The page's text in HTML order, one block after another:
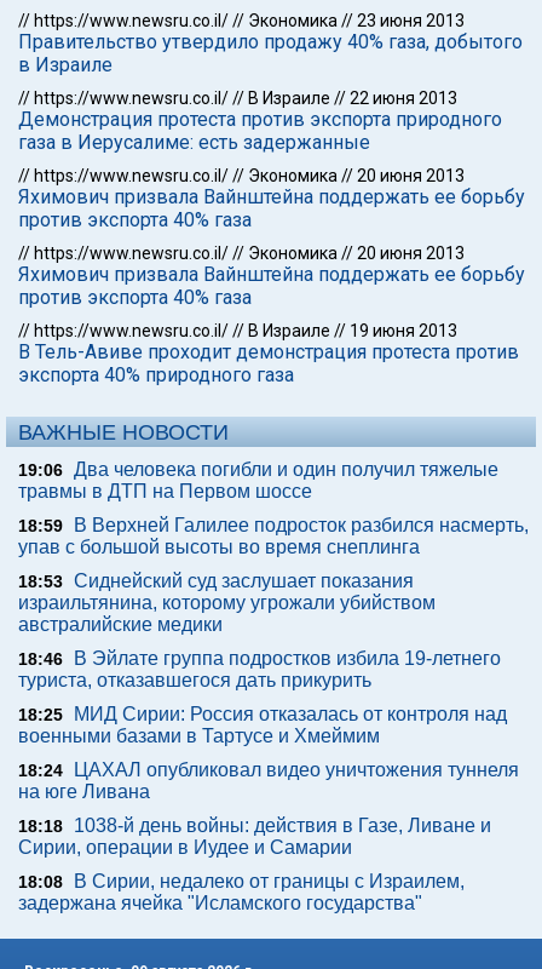
// https://www.newsru.co.il/// Экономика //23 июня 2013
Правительство утвердило продажу 40% газа, добытого
в Израиле
// https://www.newsru.co.il/// В Израиле //22 июня 2013
Демонстрация протеста против экспорта природного
газа в Иерусалиме: есть задержанные
// https://www.newsru.co.il/// Экономика //20 июня 2013
Яхимович призвала Вайнштейна поддержать ее борьбу
против экспорта 40% газа
// https://www.newsru.co.il/// Экономика //20 июня 2013
Яхимович призвала Вайнштейна поддержать ее борьбу
против экспорта 40% газа
// https://www.newsru.co.il/// В Израиле // 19 июня 2013
В Тель-Авиве проходит демонстрация протеста против
экспорта 40% природного газа
ВАЖНЫЕ НОВОСТИ
19:06 Два человека погибли и один получил тяжелые
травмы в ДТП на Первом шоссе
18:59
В Верхней Галилее подросток разбился насмерть,
упав с большой высоты во время снеплинга
18:53 Сиднейский суд заслушает показания
израильтянина, которому угрожали убийством
австралийские медики
18:46
В Эйлате группа подростков избила 19-летнего
туриста, отказавшегося дать прикурить
18:25
МИД Сирии: Россия отказалась от контроля над
военными базами в Тартусе и Хмеймим
18:24
ЦАХАЛ опубликовал видео уничтожения туннеля
на юге Ливана
18:18
1038-й день войны: действия в Газе, Ливане и
Сирии, операции в Иудее и Самарии
18:08
В Сирии, недалеко от границы с Израилем,
задержана ячейка "Исламского государства"